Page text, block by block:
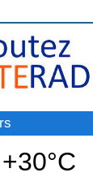
+30°C